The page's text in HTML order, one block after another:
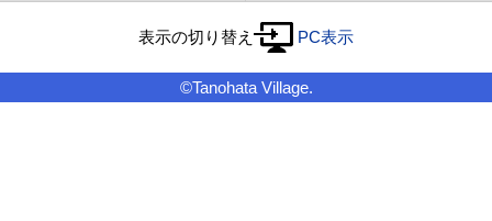
表示の切り替え PC表示
©Tanohata Village.